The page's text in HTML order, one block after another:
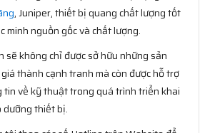
, Juniper, thiết bị quang chất lượng tốt
minh nguồn gốc và chất lượng.
sẽ không chỉ được sở hữu những sản
thành cạnh tranh mà còn được hỗ trợ
tin về kỹ thuật trong quá trình triển khai
dưỡng thiết bị.